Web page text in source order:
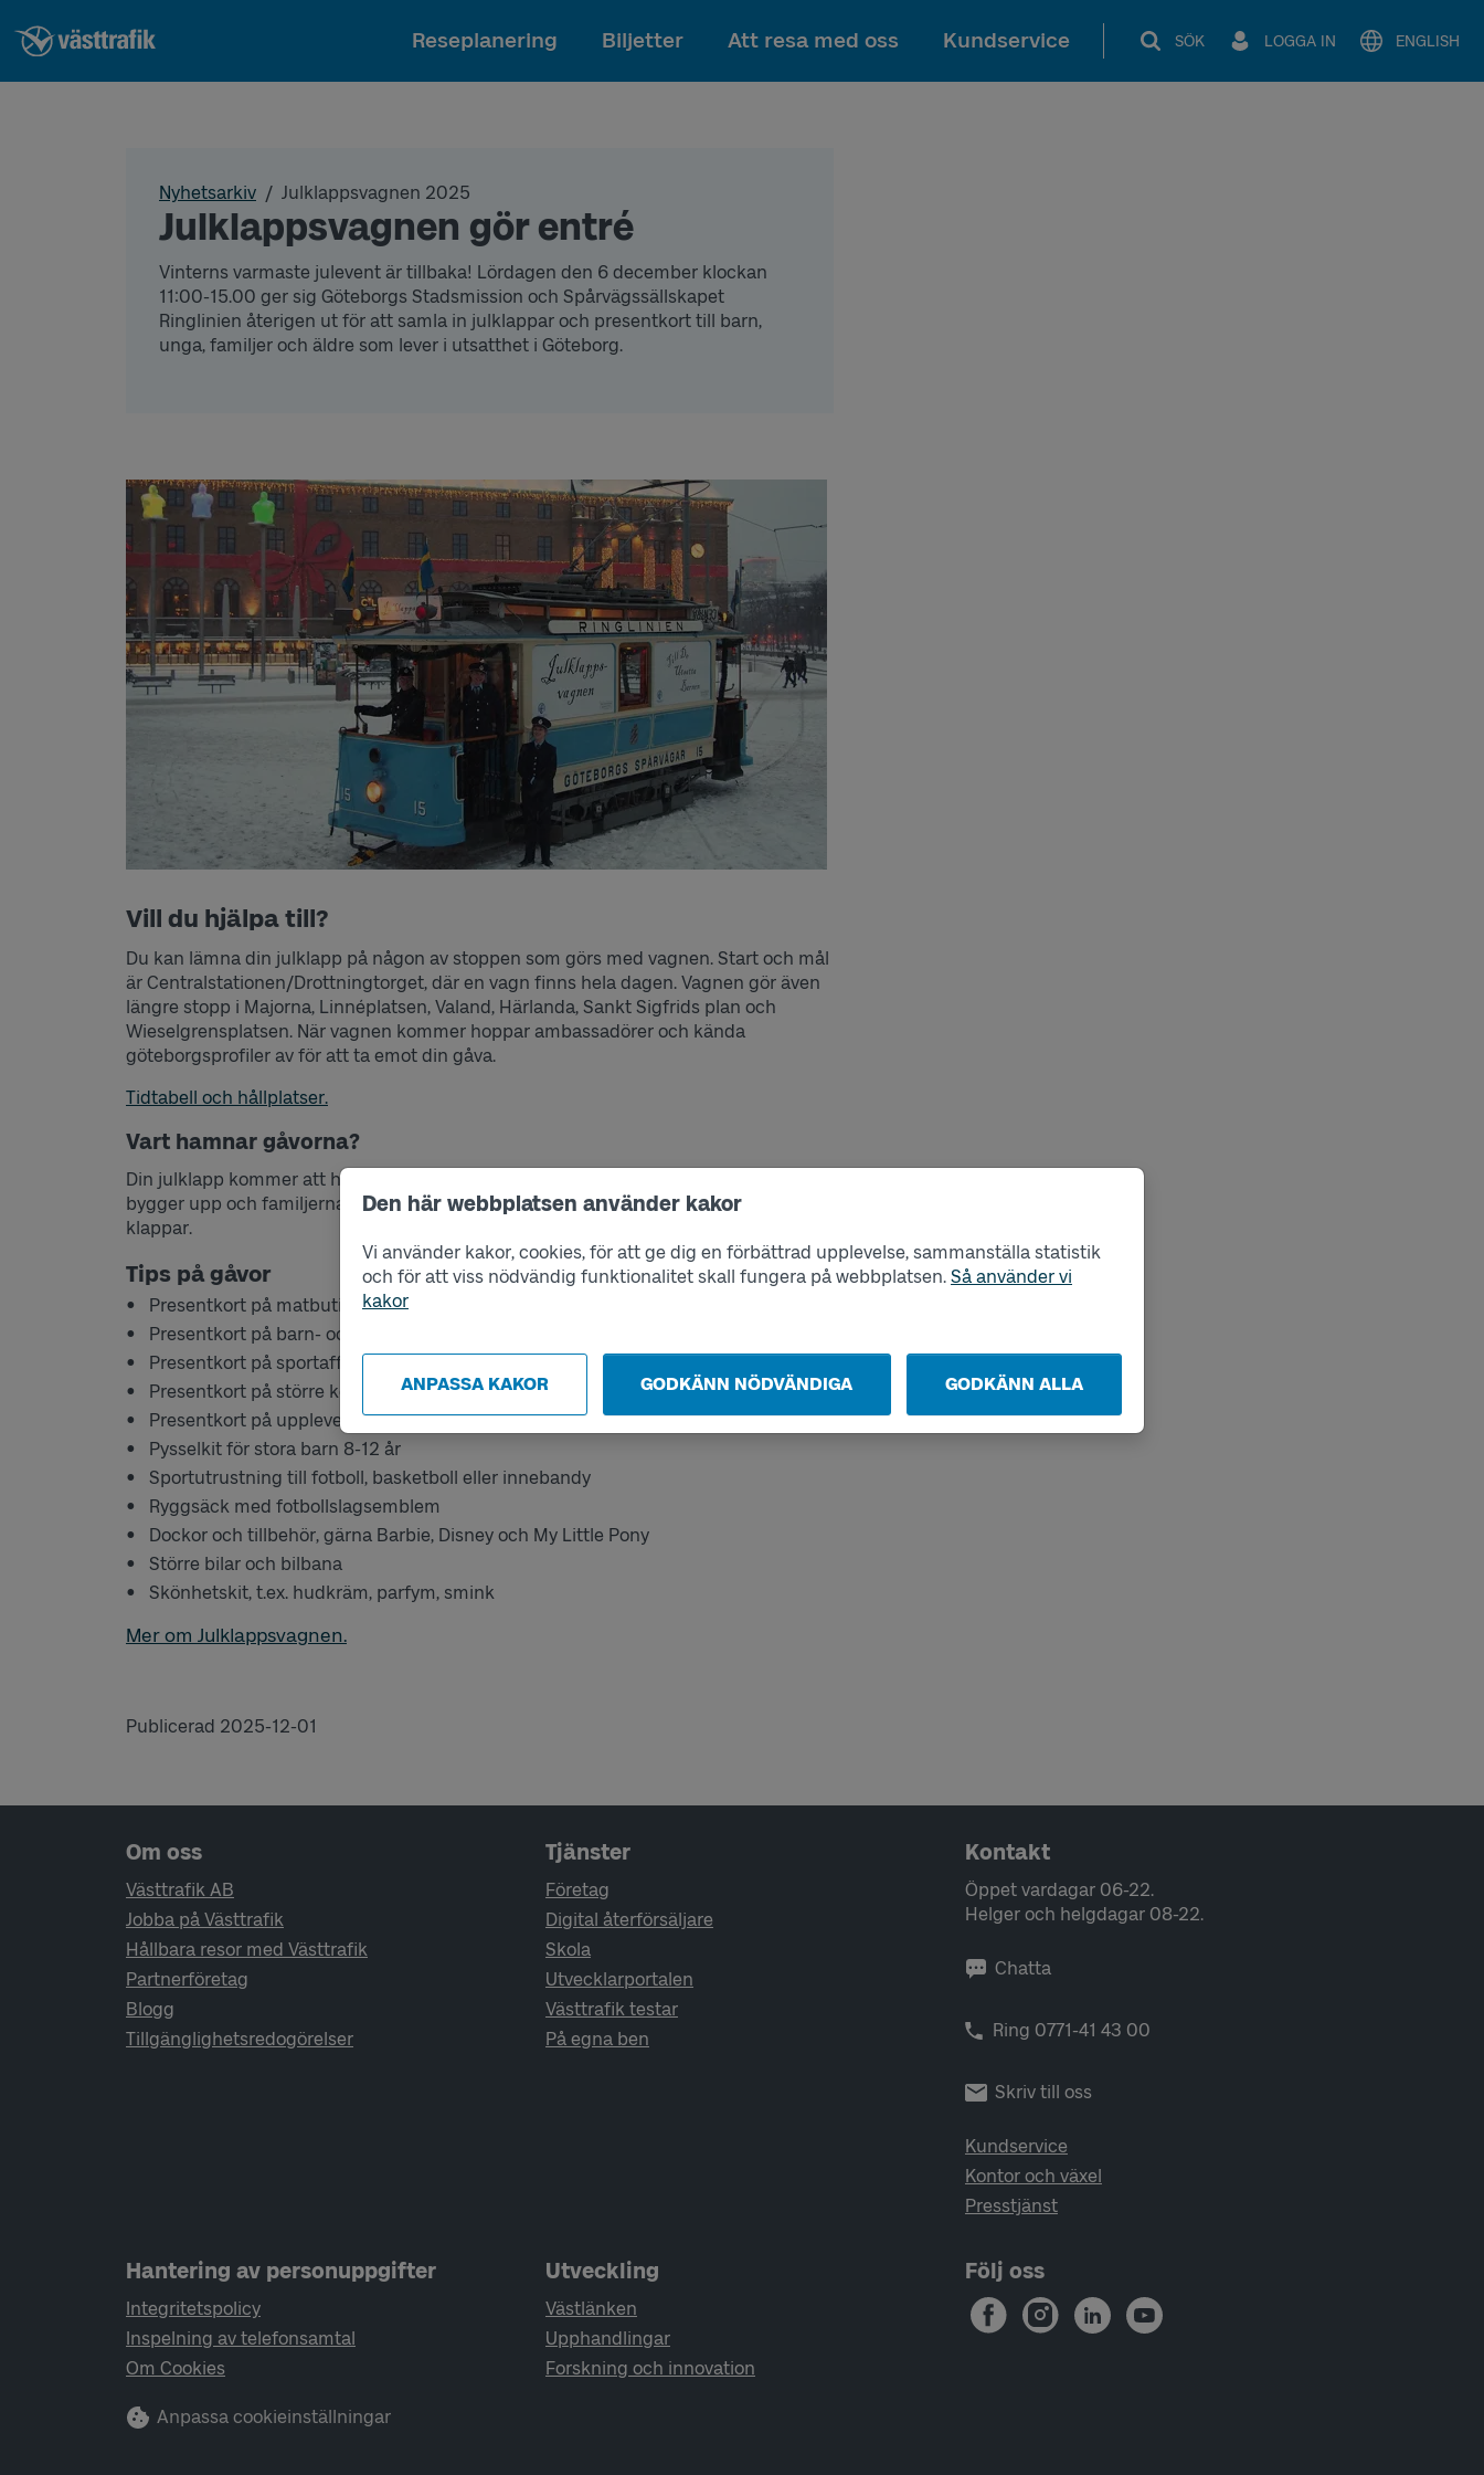
Den här webbplatsen använder kakor
Vi använder kakor, cookies, för att ge dig en förbättrad upplevelse, sammanställa statistik
och för att viss nödvändig funktionalitet skall fungera på webbplatsen. Så använder vi
kakor
ANPASSA KAKOR GODKÄNN NÖDVÄNDIGA GODKÄNN ALLA
Till innehållet
Reseplanering Biljetter Att resa med oss Kundservice SÖK LOGGA IN ENGLISH
Nyhetsarkiv Julklappsvagnen 2025
Julklappsvagnen gör entré
Vinterns varmaste julevent är tillbaka! Lördagen den 6 december klockan
11:00-15.00 ger sig Göteborgs Stadsmission och Spårvägssällskapet
Ringlinien återigen ut för att samla in julklappar och presentkort till barn,
unga, familjer och äldre som lever i utsatthet i Göteborg.
Vill du hjälpa till?
Du kan lämna din julklapp på någon av stoppen som görs med vagnen. Start och mål
är Centralstationen/Drottningtorget, där en vagn finns hela dagen. Vagnen gör även
längre stopp i Majorna, Linnéplatsen, Valand, Härlanda, Sankt Sigfrids plan och
Wieselgrensplatsen. När vagnen kommer hoppar ambassadörer och kända
göteborgsprofiler av för att ta emot din gåva.
Tidtabell och hållplatser.
Vart hamnar gåvorna?
Din julklapp kommer att hamna i den julklappsbutik som Göteborgs Stadsmission
bygger upp och familjerna bjuds in till julklappsbutiken där de själva väljer ut sina
klappar.
Tips på gåvor
Presentkort på matbutiker
Presentkort på barn- och ungdomskläder
Presentkort på sportaffärer
Presentkort på större köpcentrum
Presentkort på upplevelser
Pysselkit för stora barn 8-12 år
Sportutrustning till fotboll, basketboll eller innebandy
Ryggsäck med fotbollslagsemblem
Dockor och tillbehör, gärna Barbie, Disney och My Little Pony
Större bilar och bilbana
Skönhetskit, t.ex. hudkräm, parfym, smink
Mer om Julklappsvagnen.
Publicerad 2025-12-01
Sidfotsnavigering
Om oss
Västtrafik AB
Jobba på Västtrafik
Hållbara resor med Västtrafik
Partnerföretag
Blogg
Tillgänglighetsredogörelser
Tjänster
Företag
Digital återförsäljare
Skola
Utvecklarportalen
Västtrafik testar
På egna ben
Kontakt
Öppet vardagar 06-22.
Helger och helgdagar 08-22.
Chatta
Ring 0771-41 43 00
Skriv till oss
Kundservice
Kontor och växel
Presstjänst
Hantering av personuppgifter
Integritetspolicy
Inspelning av telefonsamtal
Om Cookies
Anpassa cookieinställningar
Utveckling
Västlänken
Upphandlingar
Forskning och innovation
Följ oss